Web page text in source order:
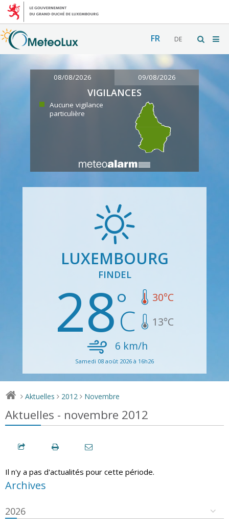
FR DE
08/08/2026 09/08/2026
VIGILANCES
Aucune vigilance
particulière
LUXEMBOURG
FINDEL
28 30°C
13°C
6 km/h
Samedi 08 août 2026 à 16h26
> Aktuelles > 2012 > Novembre
Aktuelles - novembre 2012
Il n'y a pas d'actualités pour cette période.
Archives
2026